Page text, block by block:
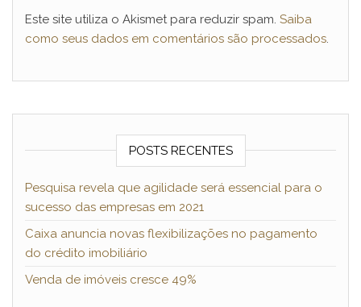
Este site utiliza o Akismet para reduzir spam. Saiba
como seus dados em comentários são processados.
POSTS RECENTES
Pesquisa revela que agilidade será essencial para o
sucesso das empresas em 2021
Caixa anuncia novas flexibilizações no pagamento
do crédito imobiliário
Venda de imóveis cresce 49%